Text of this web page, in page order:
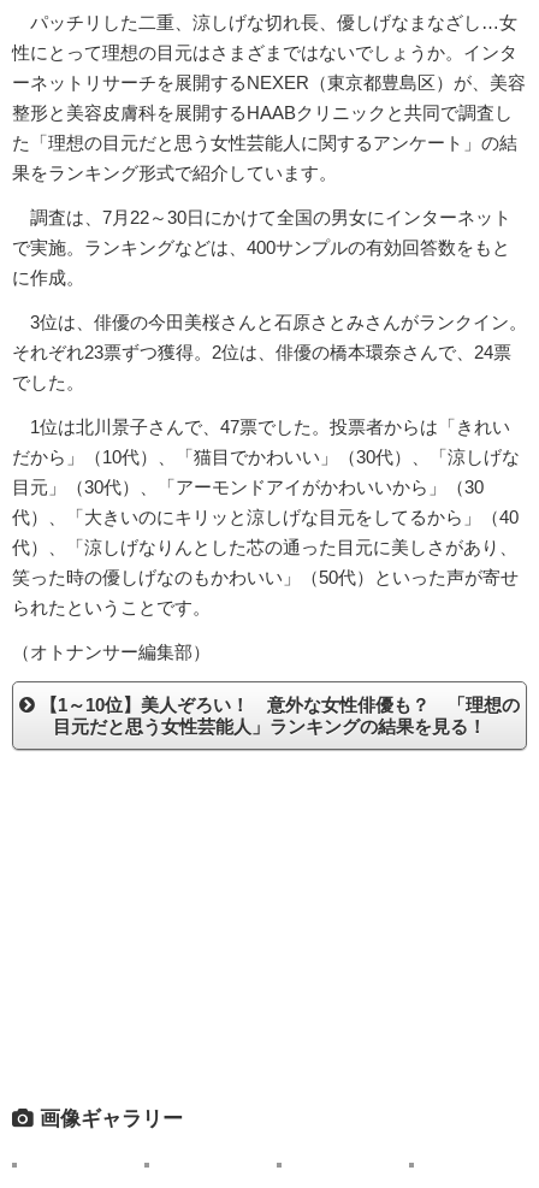
パッチリした二重、涼しげな切れ長、優しげなまなざし…女
性にとって理想の目元はさまざまではないでしょうか。インタ
ーネットリサーチを展開するNEXER（東京都豊島区）が、美容
整形と美容皮膚科を展開するHAABクリニックと共同で調査し
た「理想の目元だと思う女性芸能人に関するアンケート」の結
果をランキング形式で紹介しています。
調査は、7月22～30日にかけて全国の男女にインターネット
で実施。ランキングなどは、400サンプルの有効回答数をもと
に作成。
3位は、俳優の今田美桜さんと石原さとみさんがランクイン。
それぞれ23票ずつ獲得。2位は、俳優の橋本環奈さんで、24票
でした。
1位は北川景子さんで、47票でした。投票者からは「きれい
だから」（10代）、「猫目でかわいい」（30代）、「涼しげな
目元」（30代）、「アーモンドアイがかわいいから」（30
代）、「大きいのにキリッと涼しげな目元をしてるから」（40
代）、「涼しげなりんとした芯の通った目元に美しさがあり、
笑った時の優しげなのもかわいい」（50代）といった声が寄せ
られたということです。
（オトナンサー編集部）
【1～10位】美人ぞろい！ 意外な女性俳優も？ 「理想の
目元だと思う女性芸能人」ランキングの結果を見る！
画像ギャラリー